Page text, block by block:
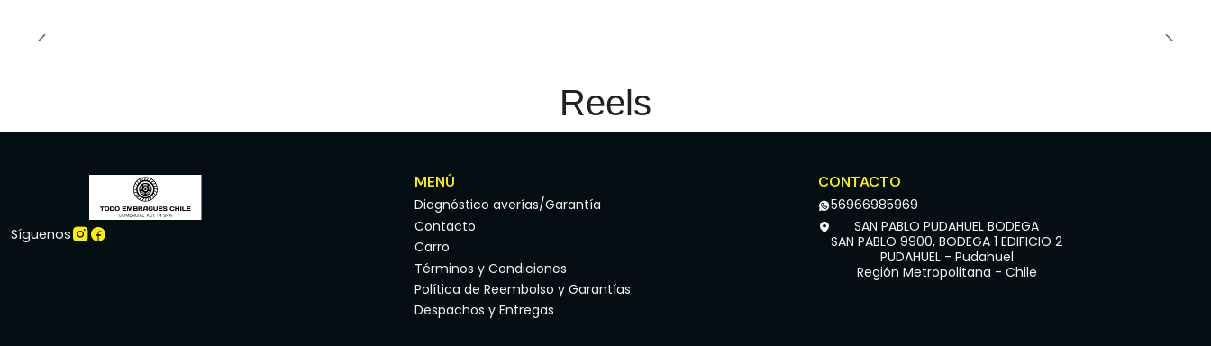
Reels
Síguenos
MENÚ
Diagnóstico averías/Garantía
Contacto
Carro
Términos y Condiciones
Política de Reembolso y Garantías
Despachos y Entregas
CONTACTO
56966985969
SAN PABLO PUDAHUEL BODEGA
SAN PABLO 9900, BODEGA 1 EDIFICIO 2
PUDAHUEL - Pudahuel
Región Metropolitana - Chile